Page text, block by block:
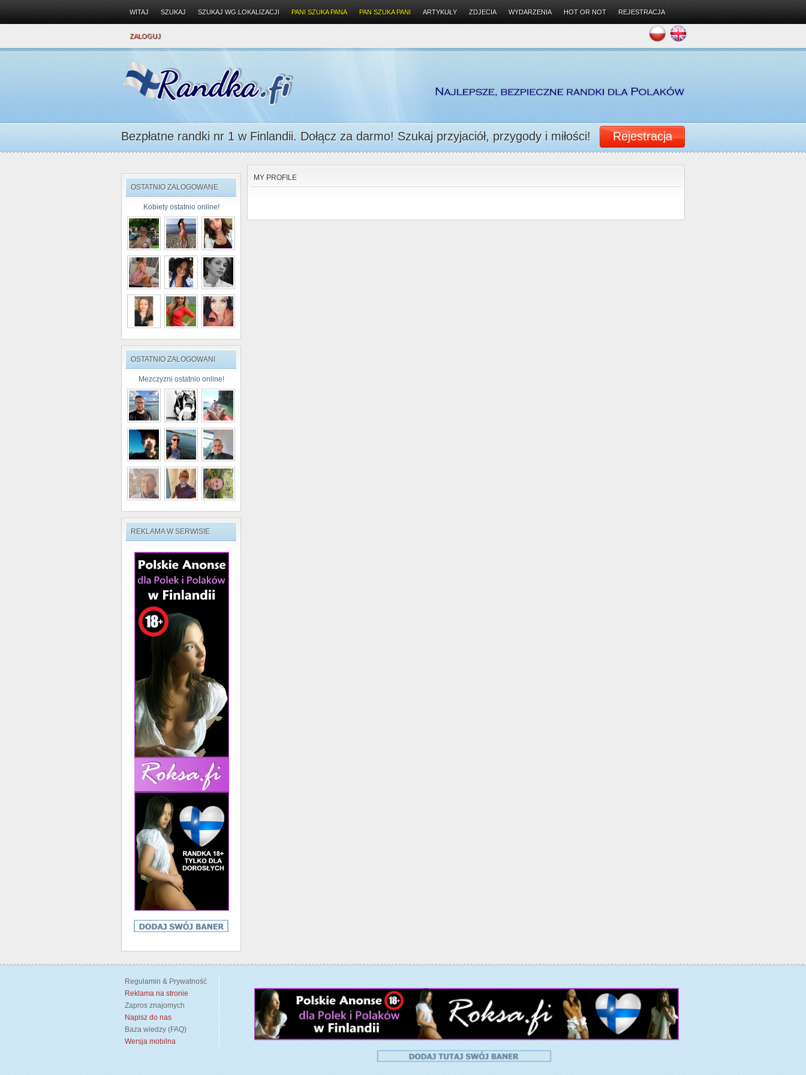
WITAJ SZUKAJ SZUKAJ WG.LOKALIZACJI PANI SZUKA PANA PAN SZUKA PANI ARTYKUŁY ZDJECIA WYDARZENIA HOT OR NOT REJESTRACJA
ZALOGUJ
Bezpłatne randki nr 1 w Finlandii. Dołącz za darmo! Szukaj przyjaciół, przygody i miłości! Rejestracja
OSTATNIO ZALOGOWANE
Kobiety ostatnio online!
OSTATNIO ZALOGOWANI
Mezczyzni ostatnio online!
REKLAMA W SERWISIE
MY PROFILE
Regulamin & Prywatność
Reklama na stronie
Zapros znajomych
Napisz do nas
Baza wiedzy (FAQ)
Wersja mobilna